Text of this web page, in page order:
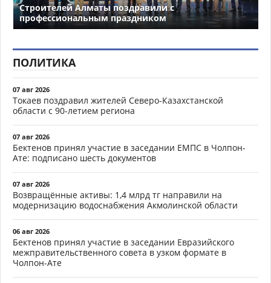
Строителей Алматы поздравили с
профессиональным праздником
ПОЛИТИКА
07 авг 2026
Токаев поздравил жителей Северо-Казахстанской
области с 90-летием региона
07 авг 2026
Бектенов принял участие в заседании ЕМПС в Чолпон-
Ате: подписано шесть документов
07 авг 2026
Возвращённые активы: 1,4 млрд тг направили на
модернизацию водоснабжения Акмолинской области
06 авг 2026
Бектенов принял участие в заседании Евразийского
межправительственного совета в узком формате в
Чолпон-Ате